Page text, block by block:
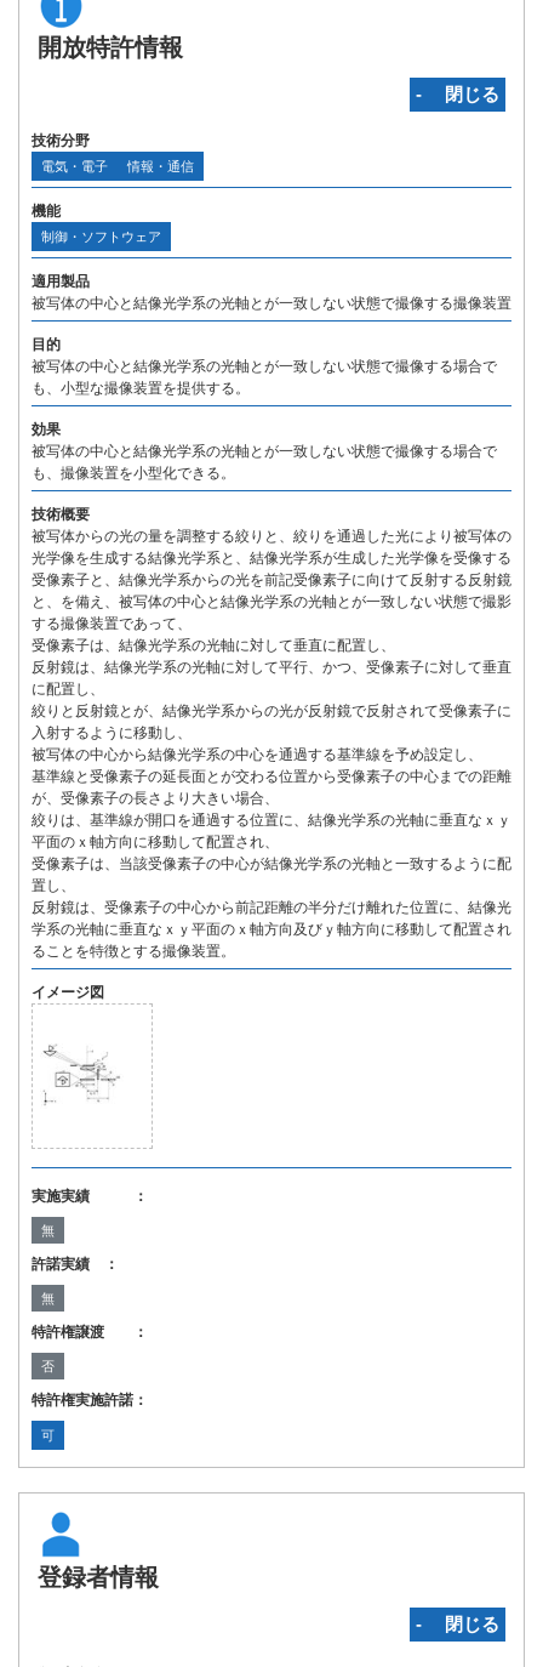
開放特許情報
‐ 閉じる
技術分野
電気・電子 情報・通信
機能
制御・ソフトウェア
適用製品
被写体の中心と結像光学系の光軸とが一致しない状態で撮像する撮像装置
目的
被写体の中心と結像光学系の光軸とが一致しない状態で撮像する場合で
も、小型な撮像装置を提供する。
効果
被写体の中心と結像光学系の光軸とが一致しない状態で撮像する場合で
も、撮像装置を小型化できる。
技術概要
被写体からの光の量を調整する絞りと、絞りを通過した光により被写体の
光学像を生成する結像光学系と、結像光学系が生成した光学像を受像する
受像素子と、結像光学系からの光を前記受像素子に向けて反射する反射鏡
と、を備え、被写体の中心と結像光学系の光軸とが一致しない状態で撮影
する撮像装置であって、
受像素子は、結像光学系の光軸に対して垂直に配置し、
反射鏡は、結像光学系の光軸に対して平行、かつ、受像素子に対して垂直
に配置し、
絞りと反射鏡とが、結像光学系からの光が反射鏡で反射されて受像素子に
入射するように移動し、
被写体の中心から結像光学系の中心を通過する基準線を予め設定し、
基準線と受像素子の延長面とが交わる位置から受像素子の中心までの距離
が、受像素子の長さより大きい場合、
絞りは、基準線が開口を通過する位置に、結像光学系の光軸に垂直なｘｙ
平面のｘ軸方向に移動して配置され、
受像素子は、当該受像素子の中心が結像光学系の光軸と一致するように配
置し、
反射鏡は、受像素子の中心から前記距離の半分だけ離れた位置に、結像光
学系の光軸に垂直なｘｙ平面のｘ軸方向及びｙ軸方向に移動して配置され
ることを特徴とする撮像装置。
イメージ図
実施実績 ：
無
許諾実績 ：
無
特許権譲渡 ：
否
特許権実施許諾：
可
登録者情報
‐ 閉じる